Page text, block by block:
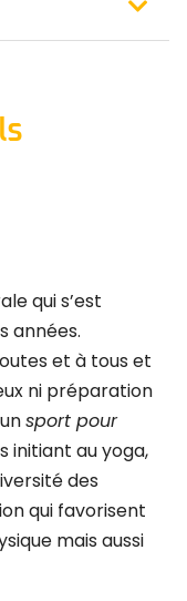
qui s’est
années.
et à tous et
ni préparation
sport pour
initiant au yoga,
des
qui favorisent
mais aussi